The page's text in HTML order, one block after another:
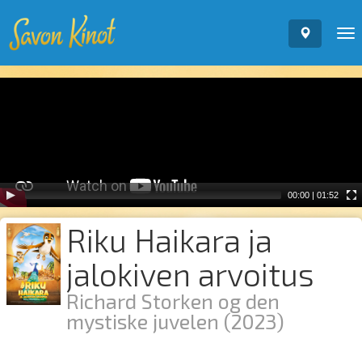
00:00 | 01:52
Riku Haikara ja
jalokiven arvoitus
Richard Storken og den
mystiske juvelen (2023)